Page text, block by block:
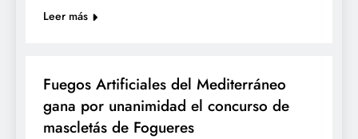
Leer más
Fuegos Artificiales del Mediterráneo
gana por unanimidad el concurso de
mascletás de Fogueres